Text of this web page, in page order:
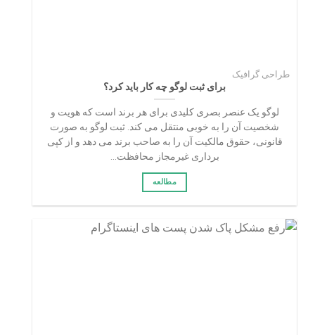
طراحی گرافیک
برای ثبت لوگو چه کار باید کرد؟
لوگو یک عنصر بصری کلیدی برای هر برند است که هویت و
شخصیت آن را به خوبی منتقل می‌ کند. ثبت لوگو به صورت
قانونی، حقوق مالکیت آن را به صاحب برند می‌ دهد و از کپی‌
برداری غیرمجاز محافظت...
مطالعه